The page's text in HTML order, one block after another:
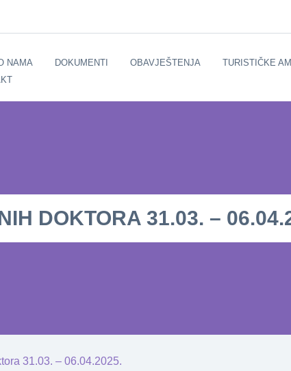
NAMA DOKUMENTI OBAVJEŠTENJA
TURISTIČKE
DOKTORA 31.03. –
31.03. – 06.04.2025.